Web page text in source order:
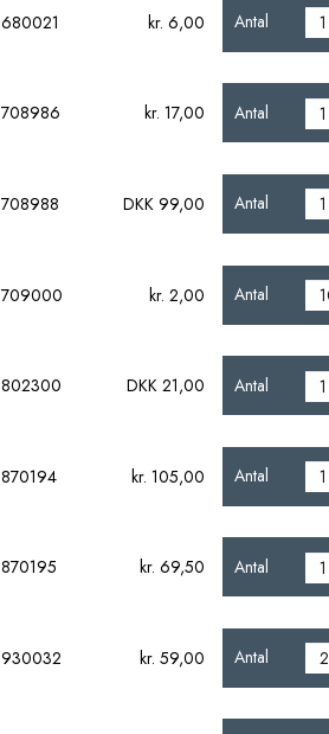
680021 kr. 6,00 Antal
708986 kr. 17,00 Antal
708988 DKK 99,00 Antal
709000 kr. 2,00 Antal
802300 DKK 21,00 Antal
870194 kr. 105,00 Antal
870195 kr. 69,50 Antal
930032 kr. 59,00 Antal